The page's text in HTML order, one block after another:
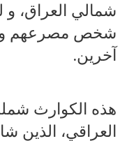
آخرين.
هذه الكوارث
العراقي، الذين